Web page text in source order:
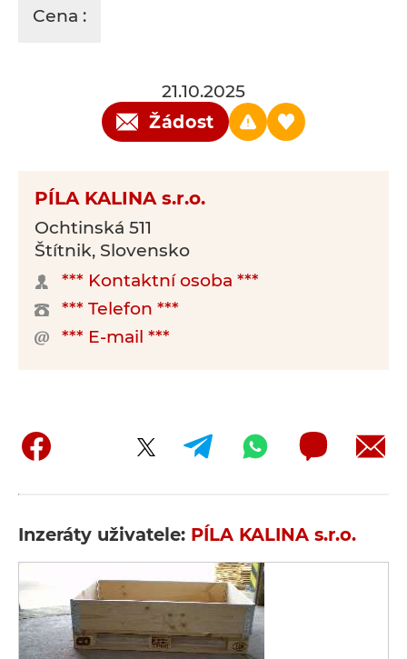
Cena :
21.10.2025
Žádost
PÍLA KALINA s.r.o.
Ochtinská 511
Štítnik, Slovensko
*** Kontaktní osoba ***
*** Telefon ***
*** E-mail ***
Inzeráty uživatele: PÍLA KALINA s.r.o.